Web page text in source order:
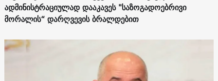
ადმინისტრაციულად დააკავეს "საზოგადოებრივი
მორალის“ დარღვევის ბრალდებით